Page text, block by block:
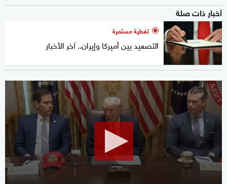
أخبار ذات صلة
تغطية مستمرة
التصعيد بين أميركا وإيران.. آخر الأخبار
seconds
of
1
seconds